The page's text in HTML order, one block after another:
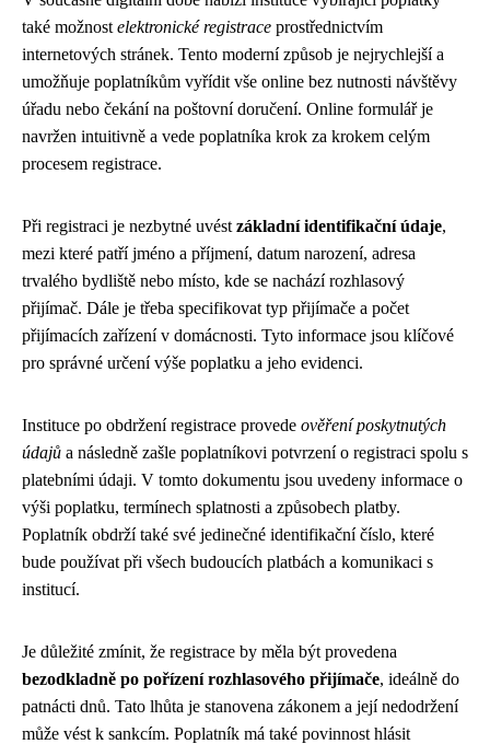
také možnost elektronické registrace prostřednictvím
internetových stránek. Tento moderní způsob je nejrychlejší a
umožňuje poplatníkům vyřídit vše online bez nutnosti návštěvy
úřadu nebo čekání na poštovní doručení. Online formulář je
navržen intuitivně a vede poplatníka krok za krokem celým
procesem registrace.
Při registraci je nezbytné uvést základní identifikační údaje,
mezi které patří jméno a příjmení, datum narození, adresa
trvalého bydliště nebo místo, kde se nachází rozhlasový
přijímač. Dále je třeba specifikovat typ přijímače a počet
přijímacích zařízení v domácnosti. Tyto informace jsou klíčové
pro správné určení výše poplatku a jeho evidenci.
Instituce po obdržení registrace provede ověření poskytnutých
údajů a následně zašle poplatníkovi potvrzení o registraci spolu s
platebními údaji. V tomto dokumentu jsou uvedeny informace o
výši poplatku, termínech splatnosti a způsobech platby.
Poplatník obdrží také své jedinečné identifikační číslo, které
bude používat při všech budoucích platbách a komunikaci s
institucí.
Je důležité zmínit, že registrace by měla být provedena
bezodkladně po pořízení rozhlasového přijímače, ideálně do
patnácti dnů. Tato lhůta je stanovena zákonem a její nedodržení
může vést k sankcím. Poplatník má také povinnost hlásit